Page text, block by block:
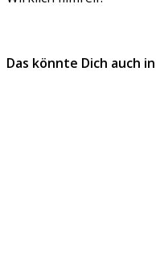
Das könnte Dich auch